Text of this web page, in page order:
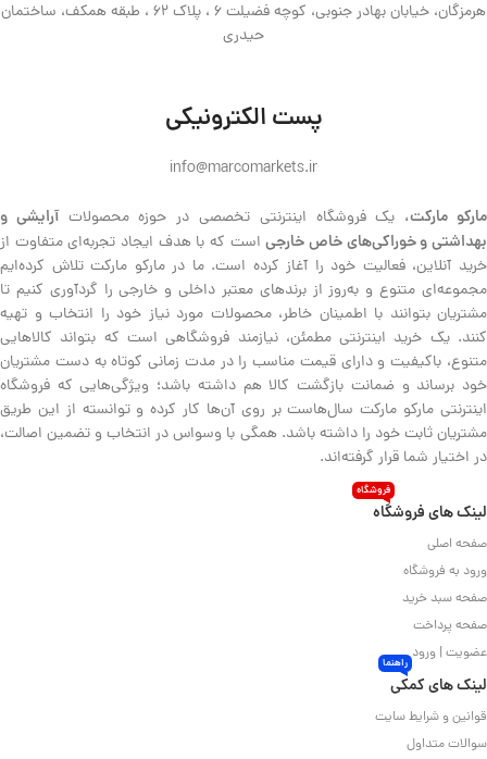
هرمزگان، خیابان بهادر جنوبی، کوچه فضیلت 6 ، پلاک 62 ، طبقه همکف، ساختمان
حیدری
پست الکترونیکی
info@marcomarkets.ir
مارکو مارکت، یک فروشگاه اینترنتی تخصصی در حوزه محصولاتآرایشی و
بهداشتی و خوراکی‌های خاص خارجیاست که با هدف ایجاد تجربه‌ای متفاوت از
خرید آنلاین، فعالیت خود را آغاز کرده است. ما در مارکو مارکت تلاش کرده‌ایم
مجموعه‌ای متنوع و به‌روز از برندهای معتبر داخلی و خارجی را گردآوری کنیم تا
مشتریان بتوانند با اطمینان خاطر، محصولات مورد نیاز خود را انتخاب و تهیه
کنند. یک خرید اینترنتی مطمئن، نیازمند فروشگاهی است که بتواند کالاهایی
متنوع، باکیفیت و دارای قیمت مناسب را در مدت زمانی کوتاه به دست مشتریان
خود برساند و ضمانت بازگشت کالا هم داشته باشد؛ ویژگی‌هایی که فروشگاه
اینترنتی مارکو مارکت سال‌هاست بر روی آن‌ها کار کرده و توانسته از این طریق
مشتریان ثابت خود را داشته باشد. همگی با وسواس در انتخاب و تضمین اصالت،
در اختیار شما قرار گرفته‌اند.
لینک های فروشگاه
فروشگاه
صفحه اصلی
ورود به فروشگاه
صفحه سبد خرید
صفحه پرداخت
عضویت | ورود
لینک های کمکی
راهنما
قوانین و شرایط سایت
سوالات متداول